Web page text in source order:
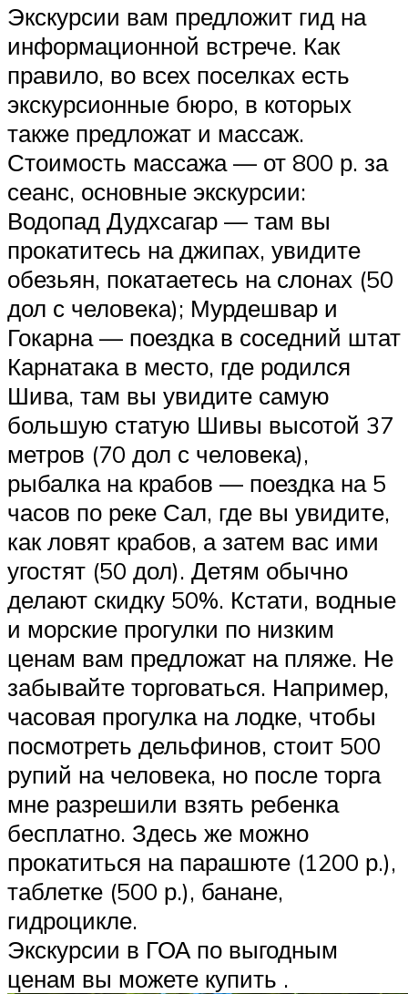
Экскурсии вам предложит гид на
информационной встрече. Как
правило, во всех поселках есть
экскурсионные бюро, в которых
также предложат и массаж.
Стоимость массажа — от 800 р. за
сеанс, основные экскурсии:
Водопад Дудхсагар — там вы
прокатитесь на джипах, увидите
обезьян, покатаетесь на слонах (50
дол с человека); Мурдешвар и
Гокарна — поездка в соседний штат
Карнатака в место, где родился
Шива, там вы увидите самую
большую статую Шивы высотой 37
метров (70 дол с человека),
рыбалка на крабов — поездка на 5
часов по реке Сал, где вы увидите,
как ловят крабов, а затем вас ими
угостят (50 дол). Детям обычно
делают скидку 50%. Кстати, водные
и морские прогулки по низким
ценам вам предложат на пляже. Не
забывайте торговаться. Например,
часовая прогулка на лодке, чтобы
посмотреть дельфинов, стоит 500
рупий на человека, но после торга
мне разрешили взять ребенка
бесплатно. Здесь же можно
прокатиться на парашюте (1200 р.),
таблетке (500 р.), банане,
гидроцикле.
Экскурсии в ГОА по выгодным
ценам вы можете купить .